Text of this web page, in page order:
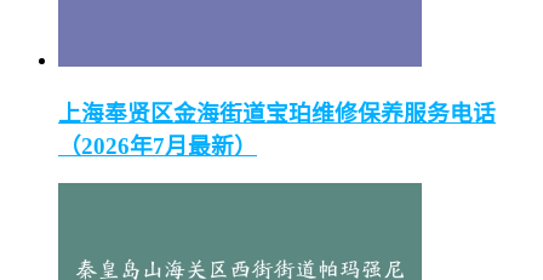
上海奉贤区金海街道宝珀维修保养服务电话
（2026年7月最新）